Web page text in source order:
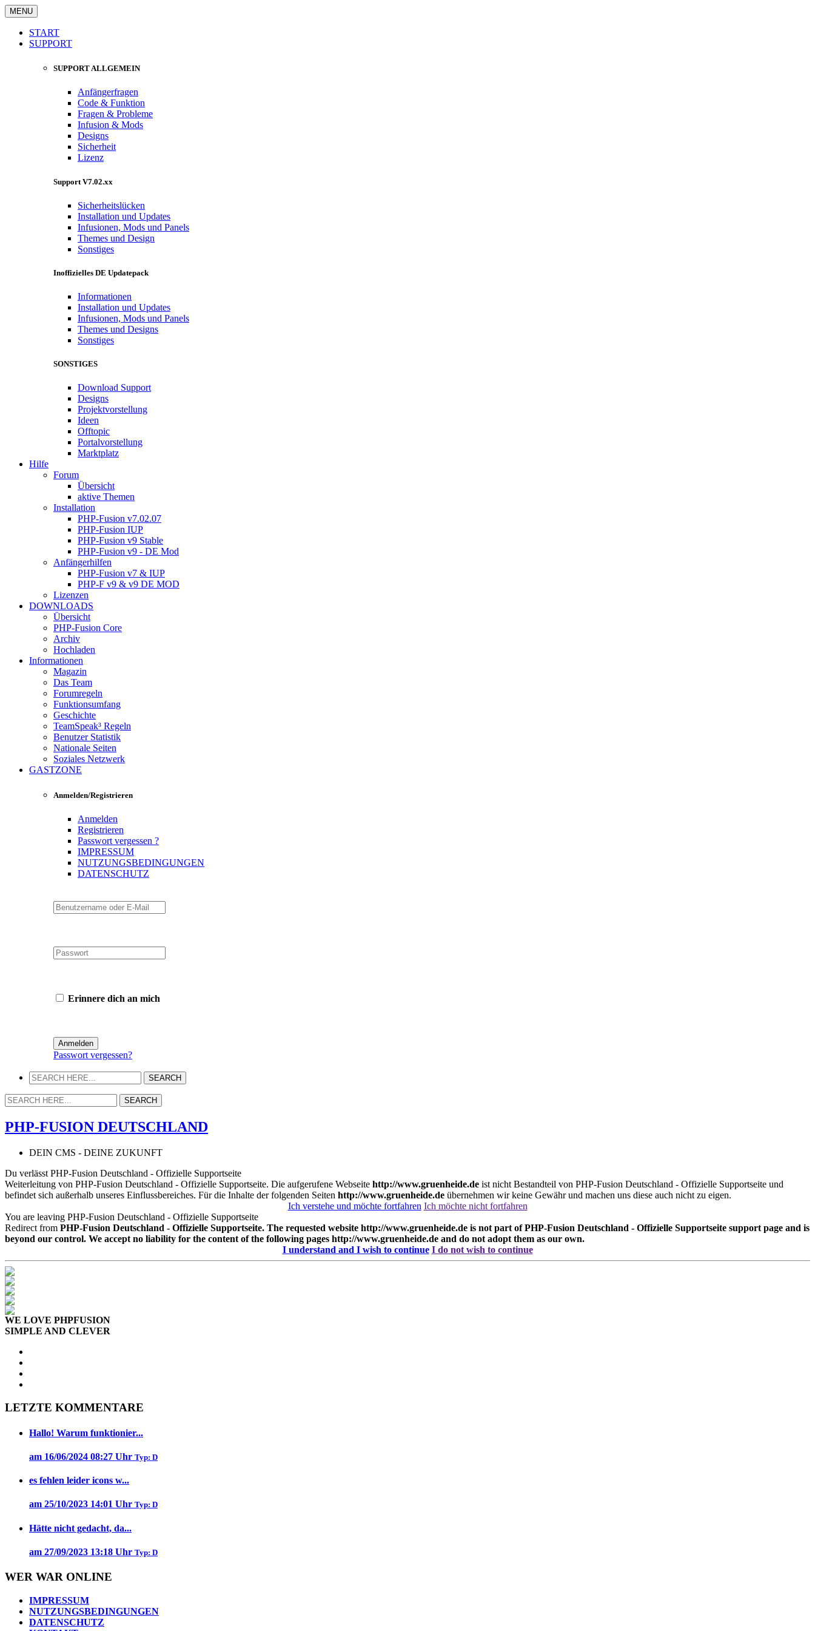
MENU
START
SUPPORT
SUPPORT ALLGEMEIN
Anfängerfragen
Code & Funktion
Fragen & Probleme
Infusion & Mods
Designs
Sicherheit
Lizenz
Support V7.02.xx
Sicherheitslücken
Installation und Updates
Infusionen, Mods und Panels
Themes und Design
Sonstiges
Inoffizielles DE Updatepack
Informationen
Installation und Updates
Infusionen, Mods und Panels
Themes und Designs
Sonstiges
SONSTIGES
Download Support
Designs
Projektvorstellung
Ideen
Offtopic
Portalvorstellung
Marktplatz
Hilfe
Forum
Übersicht
aktive Themen
Installation
PHP-Fusion v7.02.07
PHP-Fusion IUP
PHP-Fusion v9 Stable
PHP-Fusion v9 - DE Mod
Anfängerhilfen
PHP-Fusion v7 & IUP
PHP-F v9 & v9 DE MOD
Lizenzen
DOWNLOADS
Übersicht
PHP-Fusion Core
Archiv
Hochladen
Informationen
Magazin
Das Team
Forumregeln
Funktionsumfang
Geschichte
TeamSpeak³ Regeln
Benutzer Statistik
Nationale Seiten
Soziales Netzwerk
GASTZONE
Anmelden/Registrieren
Anmelden
Registrieren
Passwort vergessen ?
IMPRESSUM
NUTZUNGSBEDINGUNGEN
DATENSCHUTZ
Erinnere dich an mich
Passwort vergessen?
PHP-FUSION DEUTSCHLAND
DEIN CMS - DEINE ZUKUNFT
Du verlässt PHP-Fusion Deutschland - Offizielle Supportseite
Weiterleitung von PHP-Fusion Deutschland - Offizielle Supportseite. Die aufgerufene Webseite http://www.gruenheide.de ist nicht Bestandteil von PHP-Fusion Deutschland - Offizielle Supportseite und
befindet sich außerhalb unseres Einflussbereiches. Für die Inhalte der folgenden Seiten http://www.gruenheide.de übernehmen wir keine Gewähr und machen uns diese auch nicht zu eigen.
Ich verstehe und möchte fortfahren Ich möchte nicht fortfahren
You are leaving PHP-Fusion Deutschland - Offizielle Supportseite
Redirect from PHP-Fusion Deutschland - Offizielle Supportseite. The requested website http://www.gruenheide.de is not part of PHP-Fusion Deutschland - Offizielle Supportseite support page and is
beyond our control. We accept no liability for the content of the following pages http://www.gruenheide.de and do not adopt them as our own.
I understand and I wish to continue I do not wish to continue
WE LOVE PHPFUSION
SIMPLE AND CLEVER
LETZTE KOMMENTARE
Hallo! Warum funktionier...
am 16/06/2024 08:27 Uhr Typ: D
es fehlen leider icons w...
am 25/10/2023 14:01 Uhr Typ: D
Hätte nicht gedacht, da...
am 27/09/2023 13:18 Uhr Typ: D
WER WAR ONLINE
IMPRESSUM
NUTZUNGSBEDINGUNGEN
DATENSCHUTZ